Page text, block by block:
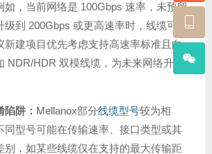
如，当前网络是 100Gbps 速率，未预留
级到 200Gbps 或更高速率时，线缆可能
新建项目优先考虑支持高速率标准且向
NDR/HDR 双模线缆，为未来网络升级
陷阱 ： Mellanox部分线缆型号较为相
同型号可能在传输速率、接口类型或其
别，如某些线缆仅在支持的最大传输距